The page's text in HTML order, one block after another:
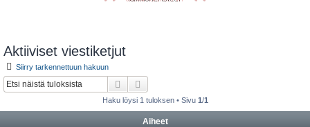
Aktiiviset viestiketjut
Siirry tarkennettuun hakuun
Etsi
Haku löysi 1 tuloksen • Sivu 1/1
Aiheet